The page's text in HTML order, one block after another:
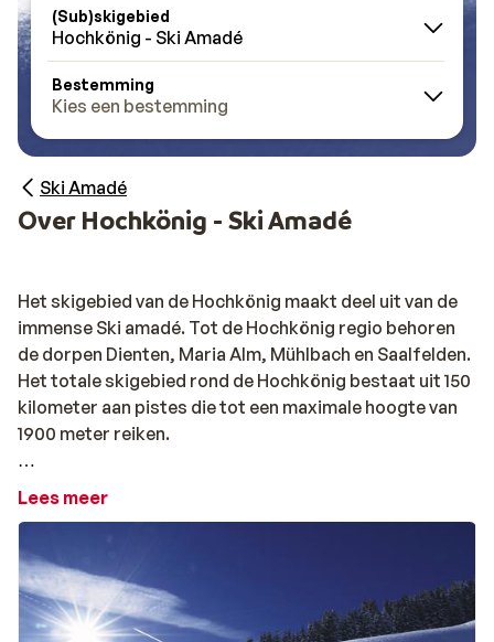
(Sub)skigebied
Hochkönig - Ski Amadé
Bestemming
Kies een bestemming
Ski Amadé
Over Hochkönig - Ski Amadé
Het skigebied van de Hochkönig maakt deel uit van de
immense Ski amadé. Tot de Hochkönig regio behoren
de dorpen Dienten, Maria Alm, Mühlbach en Saalfelden.
Het totale skigebied rond de Hochkönig bestaat uit 150
kilometer aan pistes die tot een maximale hoogte van
1900 meter reiken.
Grote trekpleister van skigebied Hochkönig is de
tocht heb je een fantastisch uitzicht op de Hochkönig
en het Steinerne Meer. Onderweg kom je voldoende
berghutten tegen om bij te tanken, voor de gemiddelde
Lees meer